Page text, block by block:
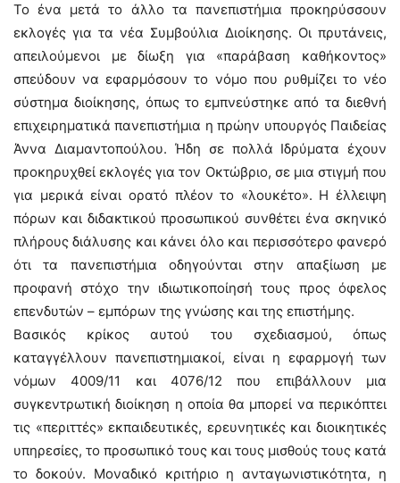
Το ένα μετά το άλλο τα πανεπιστήμια προκηρύσσουν
εκλογές για τα νέα Συμβούλια Διοίκησης. Οι πρυτάνεις,
απειλούμενοι με δίωξη για «παράβαση καθήκοντος»
σπεύδουν να εφαρμόσουν το νόμο που ρυθμίζει το νέο
σύστημα διοίκησης, όπως το εμπνεύστηκε από τα διεθνή
επιχειρηματικά πανεπιστήμια η πρώην υπουργός Παιδείας
Άννα Διαμαντοπούλου. Ήδη σε πολλά Ιδρύματα έχουν
προκηρυχθεί εκλογές για τον Οκτώβριο, σε μια στιγμή που
για μερικά είναι ορατό πλέον το «λουκέτο». Η έλλειψη
πόρων και διδακτικού προσωπικού συνθέτει ένα σκηνικό
πλήρους διάλυσης και κάνει όλο και περισσότερο φανερό
ότι τα πανεπιστήμια οδηγούνται στην απαξίωση με
προφανή στόχο την ιδιωτικοποίησή τους προς όφελος
επενδυτών – εμπόρων της γνώσης και της επιστήμης.
Βασικός κρίκος αυτού του σχεδιασμού, όπως
καταγγέλλουν πανεπιστημιακοί, είναι η εφαρμογή των
νόμων 4009/11 και 4076/12 που επιβάλλουν μια
συγκεντρωτική διοίκηση η οποία θα μπορεί να περικόπτει
τις «περιττές» εκπαιδευτικές, ερευνητικές και διοικητικές
υπηρεσίες, το προσωπικό τους και τους μισθούς τους κατά
το δοκούν. Μοναδικό κριτήριο η ανταγωνιστικότητα, η